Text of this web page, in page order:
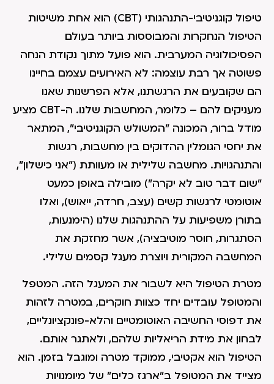
טיפול קוגניטיבי-התנהגותי (CBT) הוא אחת משיטות
הטיפול הנחקרות והמבוססות ביותר בעולם
הפסיכולוגיה המערבית. הוא פועל מתוך נקודת הנחה
פשוטה אך רבת עוצמה: לא האירועים עצמם בחיינו
הם שקובעים את הרגשתנו, אלא הפרשנות שאנו
מעניקים להם – כלומר, המחשבות שלנו. ה-CBT מציע
מודל ברור, המכונה "המשולש הקוגניטיבי", המתאר
את יחסי הגומלין ההדוקים בין מחשבות, רגשות
והתנהגויות. מחשבה שלילית או מעוותת ("אני כישלון",
"שום דבר טוב לא יקרה") מובילה באופן כמעט
אוטומטי לרגשות קשים (עצב, חרדה, ייאוש), ואלו
בתורן משפיעות על ההתנהגות שלנו (הימנעות,
הסתגרות, חוסר מוטיבציה), אשר מחזקת את
המחשבה המקורית ויוצרת מעגל קסמים שלילי.
מטרת הטיפול היא לשבור את המעגל הזה. המטפל
והמטופל עובדים יחד כצוות חוקרים, במטרה לזהות
את דפוסי החשיבה האוטומטיים והלא-פונקציונליים,
לבחון את מידת הריאליות שלהם, ולאתגר אותם.
הטיפול הוא אקטיבי, ממוקד מטרה ומוגבל בזמן. הוא
מצייד את המטופל ב"ארגז כלים" של מיומנויות